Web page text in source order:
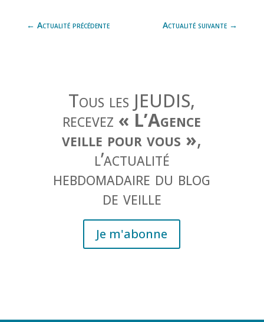
← Actualité précédente Actualité suivante →
Tous les JEUDIS,
recevez « L’Agence
veille pour vous »,
l’actualité
hebdomadaire du blog
de veille
Je m'abonne